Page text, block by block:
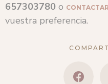
657303780 o
vuestra preferencia.